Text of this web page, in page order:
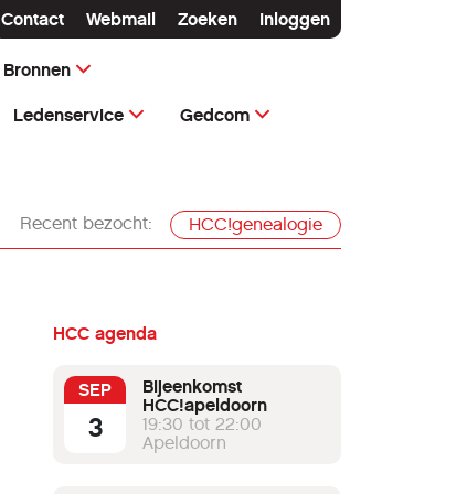
Contact Webmail Zoeken Inloggen
Bronnen
Ledenservice Gedcom
Recent bezocht: HCC!genealogie
HCC agenda
SEP
3
Bijeenkomst
HCC!apeldoorn
19:30 tot 22:00
Apeldoorn